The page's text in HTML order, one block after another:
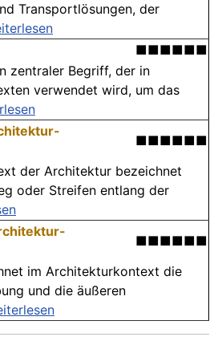
Transportlösungen, der
■■■■■■
zentraler Begriff, der in
verwendet wird, um das
■■■■■■
der Architektur bezeichnet
oder Streifen entlang der
■■■■■■
im Architekturkontext die
und die äußeren